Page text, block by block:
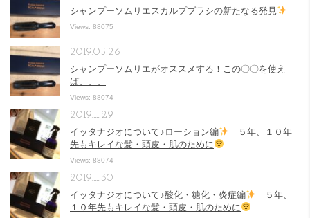
シャンプーソムリエスカルプブラシの新たなる発見
Views: 88075
シャンプーソムリエがオススメする！この〇〇を使え
ば、、、
2019.05.26
Views: 88074
イッタナジオについて♪ローション編
５年、１０年
先もキレイな髪・頭皮・肌のために
2019.11.29
Views: 88074
イッタナジオについて♪酸化・糖化・炎症編
５年、
１０年先もキレイな髪・頭皮・肌のために
2019.11.30